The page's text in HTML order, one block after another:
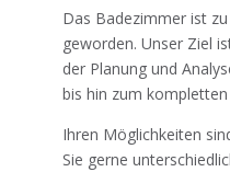
Das Badezimmer ist
geworden. Unser Ziel
der Planung und
bis hin zum
Ihren Möglichkeiten
Sie gerne